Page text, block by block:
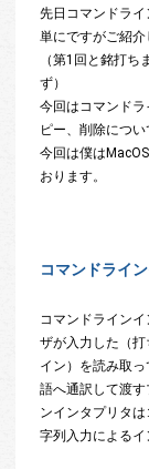
先日コマンドラ
単にですがご紹介
（第1回と銘打
ず）
今回はコマンド
ピー、削除につい
今回は僕は
おります。
コマンドライ
コマンドライン
ザが入力した（
イン）を読み取
語へ通訳して渡
ンインタプリタ
字列入力によるイ